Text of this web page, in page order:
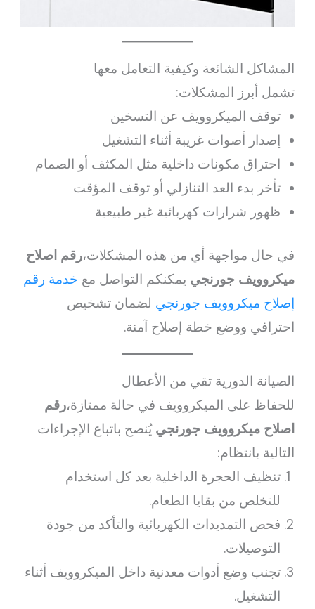
المشاكل الشائعة وكيفية التعامل معها
تشمل أبرز المشكلات:
توقف الميكروويف عن التسخين
إصدار أصوات غريبة أثناء التشغيل
احتراق مكونات داخلية مثل المكثف أو الصمام
تأخر بدء العد التنازلي أو توقف المؤقت
ظهور شرارات كهربائية غير طبيعية
في حال مواجهة أي من هذه المشكلات،رقم اصلاح
ميكروويف جورنجي يمكنكم التواصل مع خدمة رقم
إصلاح ميكروويف جورنجي لضمان تشخيص
احترافي ووضع خطة إصلاح آمنة.
الصيانة الدورية تقي من الأعطال
للحفاظ على الميكروويف في حالة ممتازة،رقم
اصلاح ميكروويف جورنجي يُنصح باتباع الإجراءات
التالية بانتظام:
تنظيف الحجرة الداخلية بعد كل استخدام
للتخلص من بقايا الطعام.
فحص التمديدات الكهربائية والتأكد من جودة
التوصيلات.
تجنب وضع أدوات معدنية داخل الميكروويف أثناء
التشغيل.